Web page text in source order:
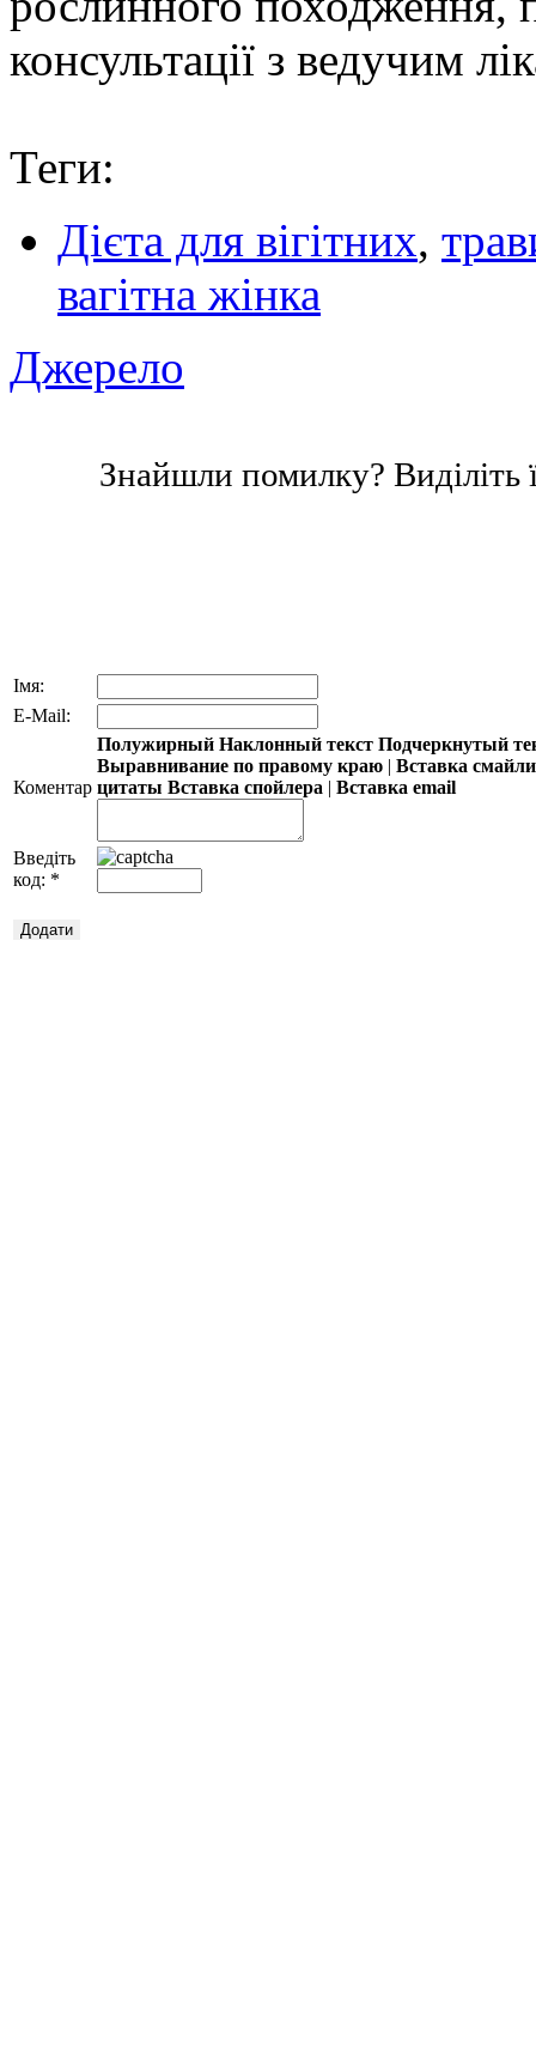
консультації з ведучим
Теги:
Дієта для вігітних,
вагітна жінка
Джерело
Знайшли помилку? Виділіть
Імя:
E-Mail:
Коментар
Полужирный Наклонный текст Подчеркнутый
Выравнивание по правому краю | Вставка
цитаты Вставка спойлера | Вставка email
Введіть
код: *